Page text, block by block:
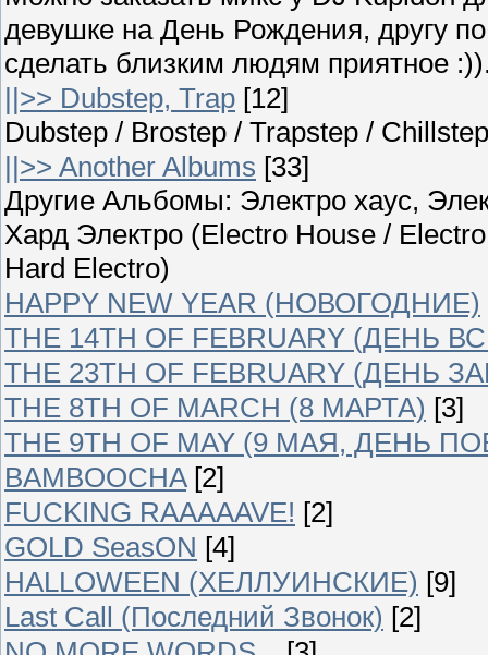
девушке на День Рождения, другу
сделать близким людям приятное
||>> Dubstep, Trap [12]
Dubstep / Brostep / Trapstep /
||>> Another Albums [33]
Другие Альбомы: Электро хаус,
Хард Электро (Electro House /
Hard Electro)
HAPPY NEW YEAR (НОВОГОДНИЕ)
THE 14TH OF FEBRUARY (ДЕНЬ
THE 23TH OF FEBRUARY (ДЕНЬ
THE 8TH OF MARCH (8 МАРТА) [3]
THE 9TH OF MAY (9 МАЯ, ДЕНЬ
BAMBOOCHA [2]
FUCKING RAAAAAVE! [2]
GOLD SeasON [4]
HALLOWEEN (ХЕЛЛУИНСКИЕ) [9]
Last Call (Последний Звонок) [2]